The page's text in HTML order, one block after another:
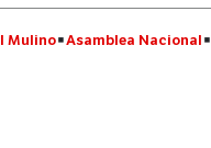
Mulino Asamblea Nacional